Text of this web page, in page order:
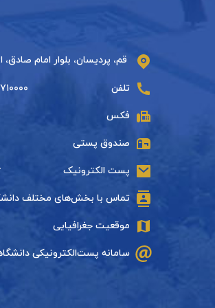
قم، پردیسان، بلوار امام صادق،
تلفن
فکس
صندوق پستی
پست الکترونیک
تماس با بخش‌های مختلف
موقعیت جغرافیایی
سامانه پست‌الکترونیکی